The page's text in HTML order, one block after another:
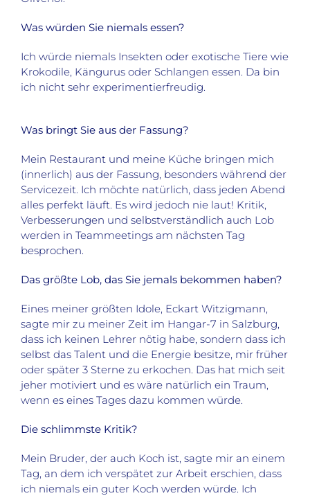
Was würden Sie niemals essen?
Ich würde niemals Insekten oder exotische Tiere wie
Krokodile, Kängurus oder Schlangen essen. Da bin
ich nicht sehr experimentierfreudig.
Was bringt Sie aus der Fassung?
Mein Restaurant und meine Küche bringen mich
(innerlich) aus der Fassung, besonders während der
Servicezeit. Ich möchte natürlich, dass jeden Abend
alles perfekt läuft. Es wird jedoch nie laut! Kritik,
Verbesserungen und selbstverständlich auch Lob
werden in Teammeetings am nächsten Tag
besprochen.
Das größte Lob, das Sie jemals bekommen haben?
Eines meiner größten Idole, Eckart Witzigmann,
sagte mir zu meiner Zeit im Hangar-7 in Salzburg,
dass ich keinen Lehrer nötig habe, sondern dass ich
selbst das Talent und die Energie besitze, mir früher
oder später 3 Sterne zu erkochen. Das hat mich seit
jeher motiviert und es wäre natürlich ein Traum,
wenn es eines Tages dazu kommen würde.
Die schlimmste Kritik?
Mein Bruder, der auch Koch ist, sagte mir an einem
Tag, an dem ich verspätet zur Arbeit erschien, dass
ich niemals ein guter Koch werden würde. Ich